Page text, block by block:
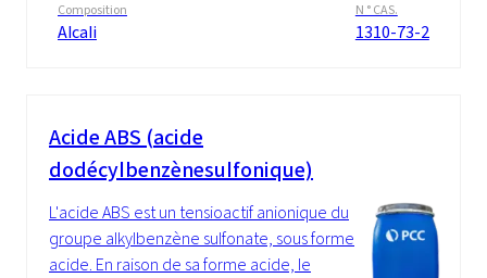
Composition
Alcali
N ° CAS.
1310-73-2
Acide ABS (acide
dodécylbenzènesulfonique)
L'acide ABS est un tensioactif anionique du
groupe alkylbenzène sulfonate, sous forme
acide. En raison de sa forme acide, le